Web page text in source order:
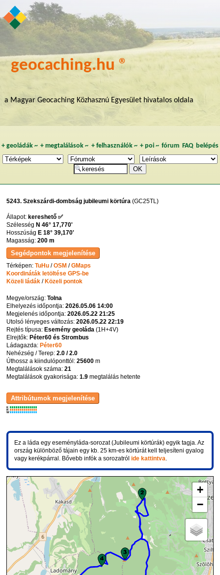
geocaching.hu ®
a Magyar Geocaching Közhasznú Egyesület hivatalos oldala
+ geoládák~ +megtalálások ~ + felhasználók~ + poi~ fórum FAQ belépés
5243. Szekszárdi-dombság jubileumi körtúra (GC25TL)
Állapot:kereshető ✅
SzélességN 46° 17,770'
HosszúságE 18° 39,170'
Magasság:200 m
Térképen:TuHu /OSM /GMaps
Koordináták letöltése GPS-be
Közeli ládák / Közeli pontok
Megye/ország:Tolna
Elhelyezés időpontja:2026.05.06 14:00
Megjelenés időpontja:2026.05.22 21:25
Utolsó lényeges változás:2026.05.22 22:19
Rejtés típusa: Esemény geoláda (1H+4V)
Elrejtők: Péter60 és Strombus
Ládagazda: Péter60
Nehézség / Terep:2.0 / 2.0
Úthossz a kiindulóponttól:25600 m
Megtalálások száma:21
Megtalálások gyakorisága:1.9 megtalálás hetente
K
R
W
Ez a láda egy eseményláda-sorozat (Jubileumi körtúrák) egyik tagja. Az
ország különböző tájain egy kb. 25 km-es körtúrát kell teljesíteni gyalog
vagy kerékpárral. Bővebb infók a sorozatrólide kattintva
+
−